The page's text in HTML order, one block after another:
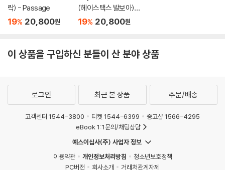
락) - Passage
19% 20,800원
(헤이스택스 발보아) -
Haystacks Balboa
19% 20,800원
이 상품을 구입하신 분들이 산 분야 상품
로그인 최근 본 상품 주문/배송
고객센터 1544-3800 티켓 1544-6399
중고샵 1566-4295
eBook 1:1문의/채팅상담
예스이십사(주) 사업자 정보
이용약관
개인정보처리방침
청소년보호정책
PC버전
회사소개 거래처관계자께